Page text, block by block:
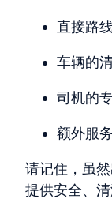
直接路
车辆的
司机的
额外服
请记住，虽
提供安全、清